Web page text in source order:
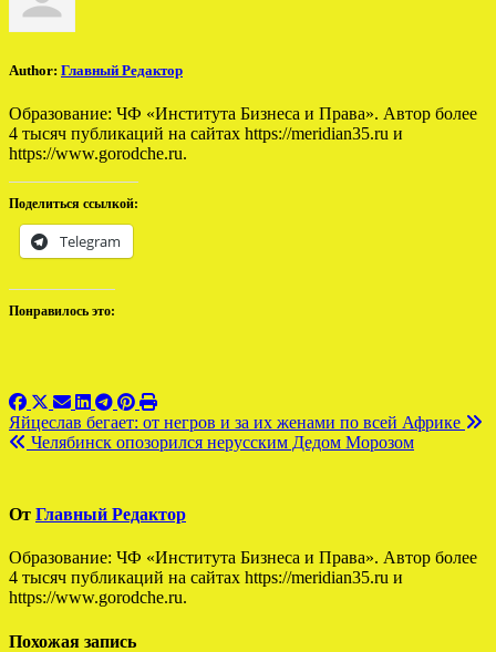
Author: Главный Редактор
Образование: ЧФ «Института Бизнеса и Права». Автор более
4 тысяч публикаций на сайтах https://meridian35.ru и
https://www.gorodche.ru.
Поделиться ссылкой:
Telegram
Понравилось это:
Навигация
по
Яйцеслав бегает: от негров и за их женами по всей Африке
Челябинск опозорился нерусским Дедом Морозом
От Главный Редактор
Образование: ЧФ «Института Бизнеса и Права». Автор более
4 тысяч публикаций на сайтах https://meridian35.ru и
https://www.gorodche.ru.
Похожая запись